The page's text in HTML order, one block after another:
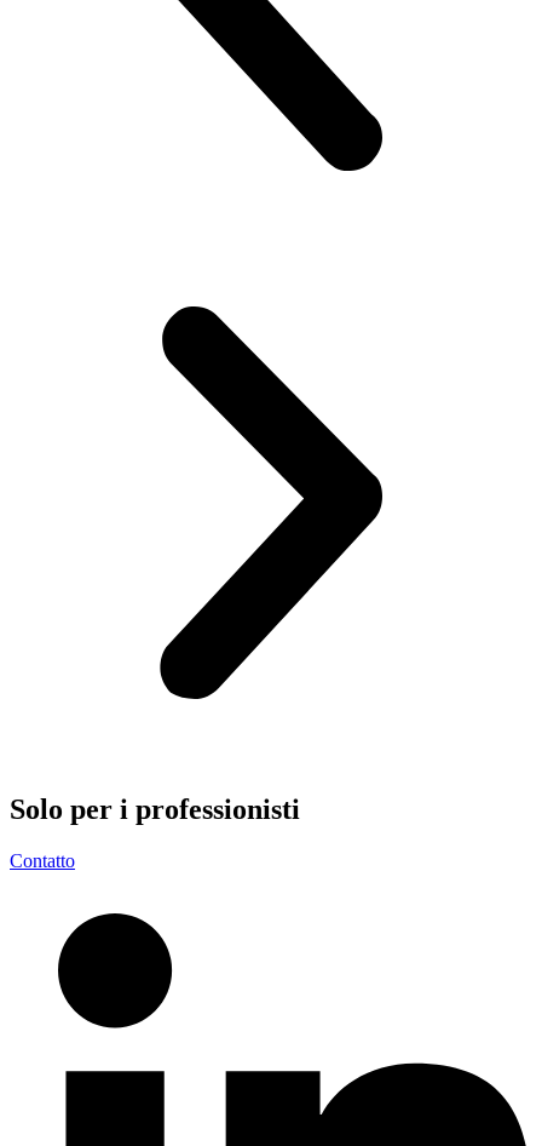
Solo per i professionisti
Contatto